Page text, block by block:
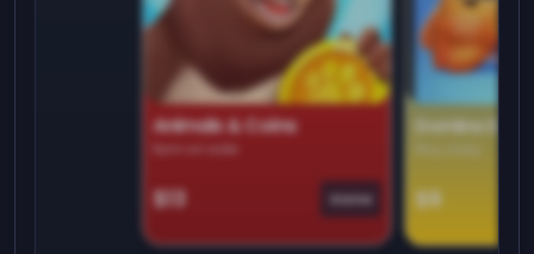
Animals & Coins
$13 Game
Domino
$9